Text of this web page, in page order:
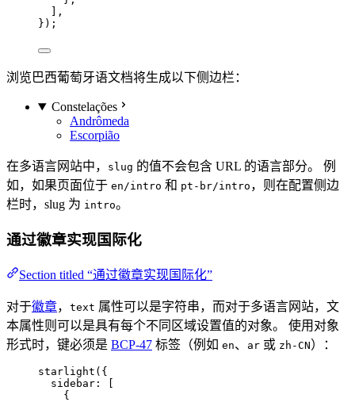
],
});
浏览巴西葡萄牙语文档将生成以下侧边栏：
Constelações
Andrômeda
Escorpião
在多语言网站中， slug 的值不会包含 URL 的语言部分。 例
如，如果页面位于 en/intro 和 pt-br/intro ，则在配置侧边
栏时，slug 为 intro。
通过徽章实现国际化
Section titled “通过徽章实现国际化”
对于徽章， text 属性可以是字符串，而对于多语言网站，文
本属性则可以是具有每个不同区域设置值的对象。 使用对象
形式时，键必须是 BCP-47 标签（例如 en、 ar 或 zh-CN）：
starlight ({
sidebar: [
{